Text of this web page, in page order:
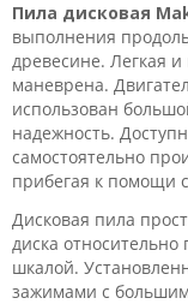
Пила дисковая
выполнения
древесине. Легкая
маневрена.
использован
надежность.
самостоятельно
прибегая к помощи
Дисковая пила
диска относительно
шкалой.
зажимами с